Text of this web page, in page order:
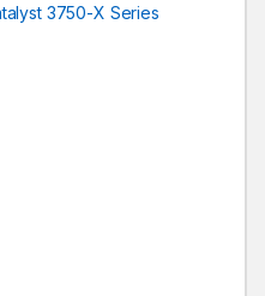
3750-X Series